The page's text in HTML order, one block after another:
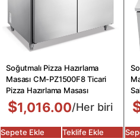
Soğutmalı Pizza Hazırlama
Masası CM-PZ1500F8 Ticari
Pizza Hazırlama Masası
$1,016.00/Her biri
Sepete Ekle Teklife Ekle